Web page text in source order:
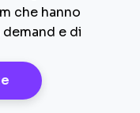
che hanno
e di
Opens New